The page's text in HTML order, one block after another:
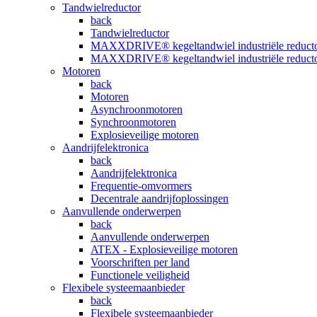
Tandwielreductor
back
Tandwielreductor
MAXXDRIVE® kegeltandwiel industriële
MAXXDRIVE® kegeltandwiel industriële
Motoren
back
Motoren
Asynchroonmotoren
Synchroonmotoren
Explosieveilige motoren
Aandrijfelektronica
back
Aandrijfelektronica
Frequentie-omvormers
Decentrale aandrijfoplossingen
Aanvullende onderwerpen
back
Aanvullende onderwerpen
ATEX - Explosieveilige motoren
Voorschriften per land
Functionele veiligheid
Flexibele systeemaanbieder
back
Flexibele systeemaanbieder